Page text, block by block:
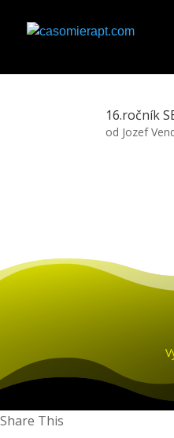
16.ročník
od Jozef
Share This